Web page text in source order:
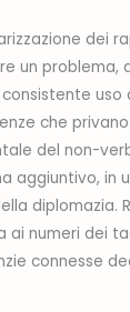
dei
un problema,
uso
che
del non-
aggiuntivo, in
diplomazia.
ai numeri dei
connesse